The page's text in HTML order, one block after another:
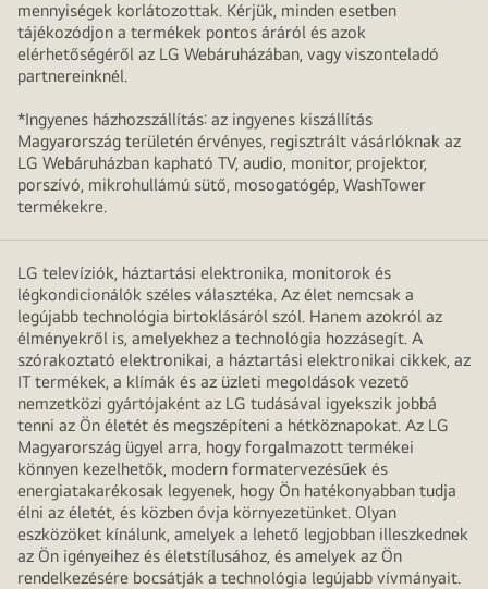
mennyiségek korlátozottak. Kérjük, minden esetben
tájékozódjon a termékek pontos áráról és azok
elérhetőségéről az LG Webáruházában, vagy viszonteladó
partnereinknél.
*Ingyenes házhozszállítás: az ingyenes kiszállítás
Magyarország területén érvényes, regisztrált vásárlóknak az
LG Webáruházban kapható TV, audio, monitor, projektor,
porszívó, mikrohullámú sütő, mosogatógép, WashTower
termékekre.
LG televíziók, háztartási elektronika, monitorok és
légkondicionálók széles választéka. Az élet nemcsak a
legújabb technológia birtoklásáról szól. Hanem azokról az
élményekről is, amelyekhez a technológia hozzásegít. A
szórakoztató elektronikai, a háztartási elektronikai cikkek, az
IT termékek, a klímák és az üzleti megoldások vezető
nemzetközi gyártójaként az LG tudásával igyekszik jobbá
tenni az Ön életét és megszépíteni a hétköznapokat. Az LG
Magyarország ügyel arra, hogy forgalmazott termékei
könnyen kezelhetők, modern formatervezésűek és
energiatakarékosak legyenek, hogy Ön hatékonyabban tudja
élni az életét, és közben óvja környezetünket. Olyan
eszközöket kínálunk, amelyek a lehető legjobban illeszkednek
az Ön igényeihez és életstílusához, és amelyek az Ön
rendelkezésére bocsátják a technológia legújabb vívmányait.